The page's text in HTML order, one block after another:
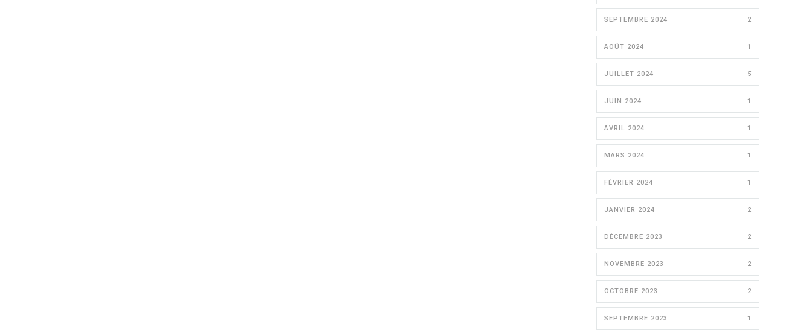
SEPTEMBRE 2024 2
AOÛT 2024 1
JUILLET 2024 5
JUIN 2024 1
AVRIL 2024 1
MARS 2024 1
FÉVRIER 2024 1
JANVIER 2024 2
DÉCEMBRE 2023 2
NOVEMBRE 2023 2
OCTOBRE 2023 2
SEPTEMBRE 2023 1